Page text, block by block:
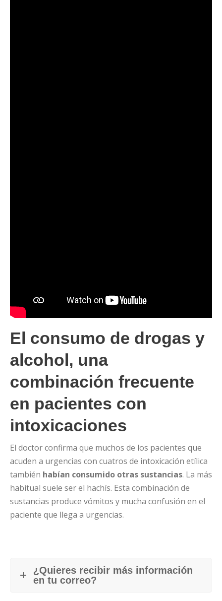
El consumo de drogas y
alcohol, una
combinación frecuente
en pacientes con
intoxicaciones
El doctor confirma que muchos de los pacientes que
acuden a urgencias con cuatros de intoxicación etílica
también habían consumido otras sustancias. La más
habitual suele ser el hachís. Esta combinación de
sustancias produce vómitos y mucha confusión en el
paciente que llega a urgencias.
¿Quieres recibir más información
en tu correo?